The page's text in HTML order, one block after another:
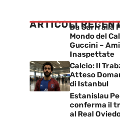
ARTICOLIDa Sarri alla
Mondo del
Guccini –
Inaspettate
Calcio: Il
Atteso
di Istanbul
Estanislau
conferma il
al Real